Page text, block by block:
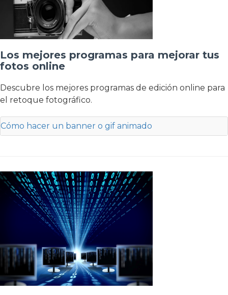
Los mejores programas para mejorar tus
fotos online
Descubre los mejores programas de edición online para
el retoque fotográfico.
Cómo hacer un banner o gif animado